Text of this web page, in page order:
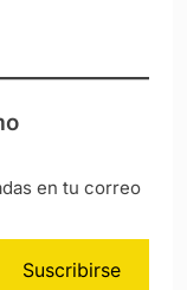
en tu correo
Suscribirse